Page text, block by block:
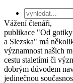
Vážení čtenáři,
publikace "Od gotiky
a Slezska" má
významnost našich
cestu staletími či
dobrým důvodem
jedinečnou